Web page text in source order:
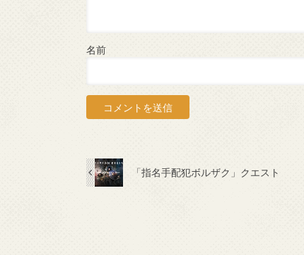
名前
「指名手配犯ボルザク」クエスト